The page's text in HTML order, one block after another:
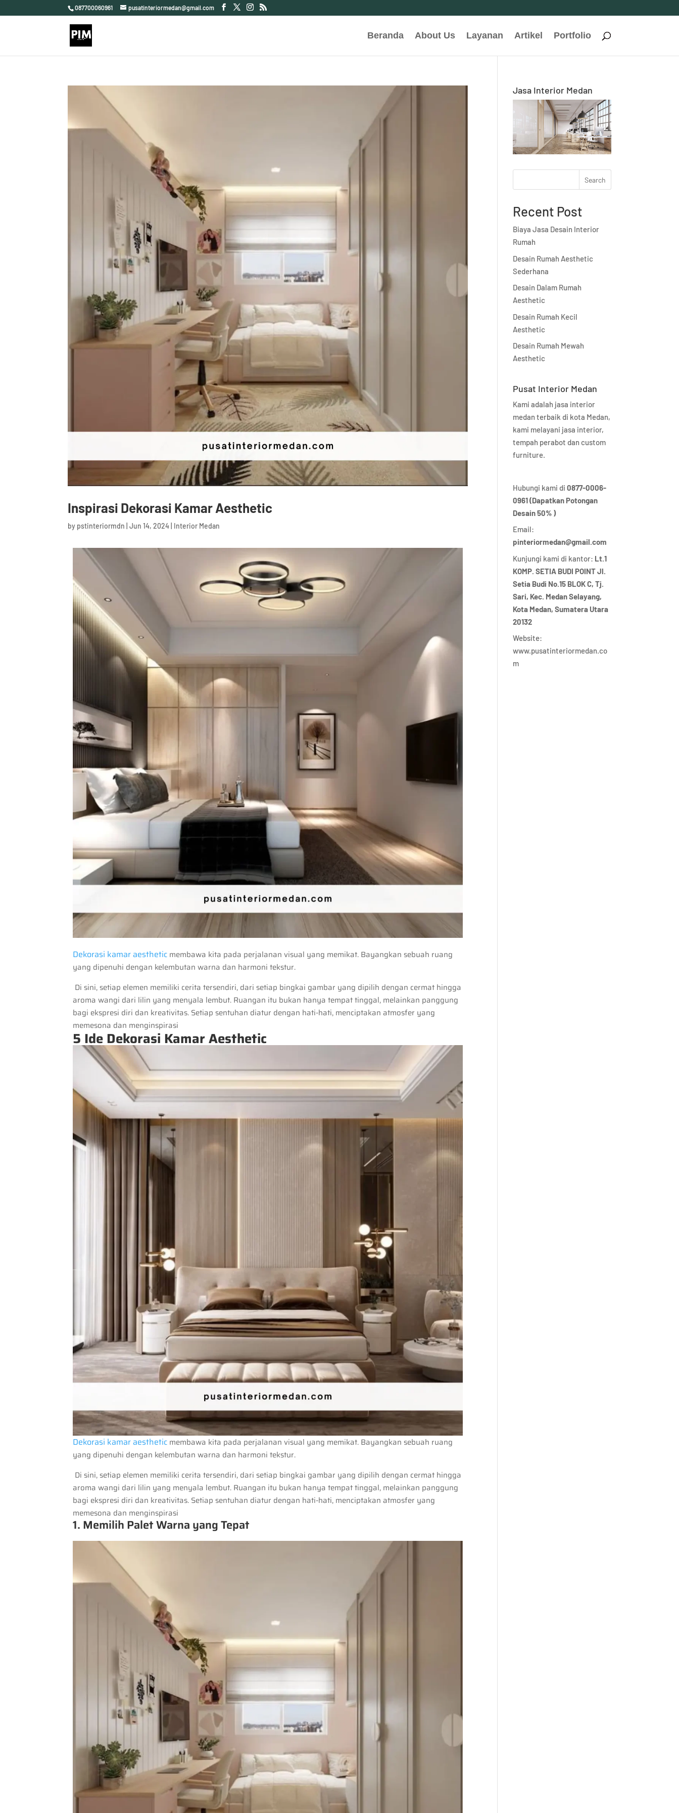
087700060961 pusatinteriormedan@gmail.com
Beranda About Us Layanan Artikel Portfolio
Inspirasi Dekorasi Kamar Aesthetic
by pstinteriormdn |Jun 14, 2024 Interior Medan
Dekorasi kamar aesthetic membawa kita pada perjalanan visual yang memikat. Bayangkan sebuah ruang
yang dipenuhi dengan kelembutan warna dan harmoni tekstur.
Di sini, setiap elemen memiliki cerita tersendiri, dari setiap bingkai gambar yang dipilih dengan cermat hingga
aroma wangi dari lilin yang menyala lembut. Ruangan itu bukan hanya tempat tinggal, melainkan panggung
bagi ekspresi diri dan kreativitas. Setiap sentuhan diatur dengan hati-hati, menciptakan atmosfer yang
memesona dan menginspirasi
5 Ide Dekorasi Kamar Aesthetic
Dekorasi kamar aesthetic membawa kita pada perjalanan visual yang memikat. Bayangkan sebuah ruang
yang dipenuhi dengan kelembutan warna dan harmoni tekstur.
Di sini, setiap elemen memiliki cerita tersendiri, dari setiap bingkai gambar yang dipilih dengan cermat hingga
aroma wangi dari lilin yang menyala lembut. Ruangan itu bukan hanya tempat tinggal, melainkan panggung
bagi ekspresi diri dan kreativitas. Setiap sentuhan diatur dengan hati-hati, menciptakan atmosfer yang
memesona dan menginspirasi
1. Memilih Palet Warna yang Tepat
Jasa Interior Medan
Search
Recent Post
Biaya Jasa Desain Interior
Rumah
Desain Rumah Aesthetic
Sederhana
Desain Dalam Rumah
Aesthetic
Desain Rumah Kecil
Aesthetic
Desain Rumah Mewah
Aesthetic
Pusat Interior Medan
Kami adalah jasa interior
medan terbaik di kota Medan,
kami melayani jasa interior,
tempah perabot dan custom
furniture.
Hubungi kami di0877-0006-
0961 (Dapatkan Potongan
Desain 50% )
Email:
pinteriormedan@gmail.com
Kunjungi kami di kantor: Lt.1
KOMP. SETIA BUDI POINT Jl.
Setia Budi No.15 BLOK C, Tj.
Sari, Kec. Medan Selayang,
Kota Medan, Sumatera Utara
20132
Website:
www.pusatinteriormedan.co
m